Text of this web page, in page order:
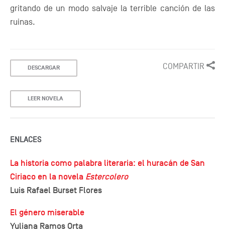
gritando de un modo salvaje la terrible canción de las
ruinas.
DESCARGAR
LEER NOVELA
COMPARTIR
ENLACES
La historia como palabra literaria: el huracán de San
Ciriaco en la novela Estercolero
Luis Rafael Burset Flores
El género miserable
Yuliana Ramos Orta